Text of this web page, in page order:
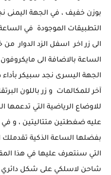
بوزن خفيف ، في الجهة اليمنى
التطبيقات الموجودة في
الى زر اخر اسفل الزد الدوار
الساعة بالاضافة الى
الجهة اليسرى نجد سبيكر
آخر للمكالمات و زر باللون
للاوضاع الرياضية التي تدعمها
عليه ضغطتين متتاليتين ، و
بفضلها الساعة الذكية
التي سنتعرف عليها في هذا
شاحن لاسلكي على شكل دائري